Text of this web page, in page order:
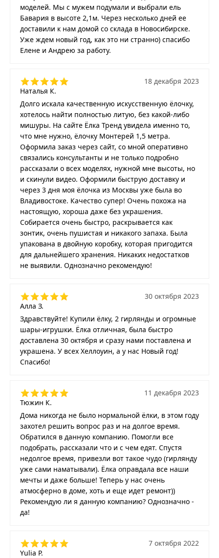
моделей. Мы с мужем подумали и выбрали ель
Бавария в высоте 2,1м. Через несколько дней ее
доставили к нам домой со склада в Новосибирске.
Уже ждем новый год, как это ни странно) спасибо
Елене и Андрею за работу.
Наталья К.
18 декабря 2023
Долго искала качественную искусственную ёлочку,
хотелось найти полностью литую, без какой-либо
мишуры. На сайте Ёлка Тренд увидела именно то,
что мне нужно, ёлочку Монтерей 1,5 метра.
Оформила заказ через сайт, со мной оперативно
связались консультанты и не только подробно
рассказали о всех моделях, нужной мне высоты, но
и скинули видео. Оформили быструю доставку и
через 3 дня моя ёлочка из Москвы уже была во
Владивостоке. Качество супер! Очень похожа на
настоящую, хороша даже без украшения.
Собирается очень быстро, раскрывается как
зонтик, очень пушистая и никакого запаха. Была
упакована в двойную коробку, которая пригодится
для дальнейшего хранения. Никаких недостатков
не выявили. Однозначно рекомендую!
Алла З.
30 октября 2023
Здравствуйте! Купили ёлку, 2 гирлянды и огромные
шары-игрушки. Ёлка отличная, была быстро
доставлена 30 октября и сразу нами поставлена и
украшена. У всех Хеллоуин, а у нас Новый год!
Спасибо!
Тюжин К.
11 декабря 2023
Дома никогда не было нормальной ёлки, в этом году
захотел решить вопрос раз и на долгое время.
Обратился в данную компанию. Помогли все
подобрать, рассказали что и с чем едят. Спустя
недолгое время, привезли вот такое чудо (гирлянду
уже сами наматывали). Ёлка оправдала все наши
мечты и даже больше! Теперь у нас очень
атмосферно в доме, хоть и еще идет ремонт))
Рекомендую ли я данную компанию? Однозначно -
да!
Yulia P.
7 октября 2022